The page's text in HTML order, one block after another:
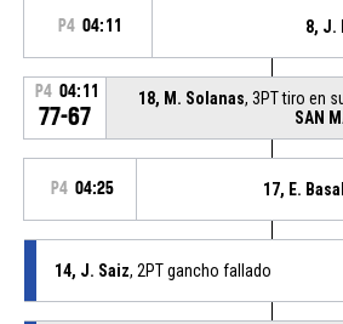
P4 04:11 8, J.
P4 04:11
77-67
18, M. Solanas, 3PT tiro en
SAN
P4 04:25 17, E.
14, J. Saiz, 2PT gancho fallado